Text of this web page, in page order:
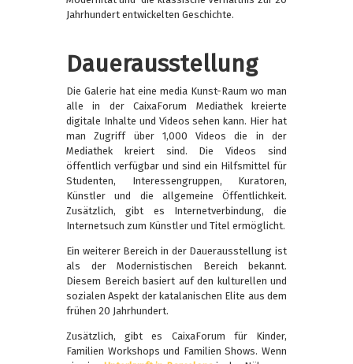
Jahrhundert entwickelten Geschichte.
Dauerausstellung
Die Galerie hat eine media Kunst-Raum wo man
alle in der CaixaForum Mediathek kreierte
digitale Inhalte und Videos sehen kann. Hier hat
man Zugriff über 1,000 Videos die in der
Mediathek kreiert sind. Die Videos sind
öffentlich verfügbar und sind ein Hilfsmittel für
Studenten, Interessengruppen, Kuratoren,
Künstler und die allgemeine Öffentlichkeit.
Zusätzlich, gibt es Internetverbindung, die
Internetsuch zum Künstler und Titel ermöglicht.
Ein weiterer Bereich in der Dauerausstellung ist
als der Modernistischen Bereich bekannt.
Diesem Bereich basiert auf den kulturellen und
sozialen Aspekt der katalanischen Elite aus dem
frühen 20 Jahrhundert.
Zusätzlich, gibt es CaixaForum für Kinder,
Familien Workshops und Familien Shows. Wenn